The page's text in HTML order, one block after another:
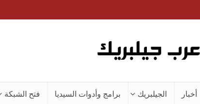
أخبار الجيلبريك برامج وأدوات السيديا فتح الشبكة